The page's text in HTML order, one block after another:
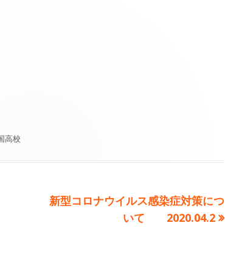
高校
次
新型コロナウイルス感染症対策につ
いて 2020.04.2